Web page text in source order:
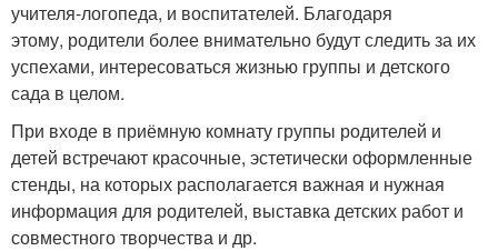
учителя-логопеда, и воспитателей. Благодаря
этому, родители более внимательно будут следить за их
успехами, интересоваться жизнью группы и детского
сада в целом.
При входе в приёмную комнату группы родителей и
детей встречают красочные, эстетически оформленные
стенды, на которых располагается важная и нужная
информация для родителей, выставка детских работ и
совместного творчества и др.